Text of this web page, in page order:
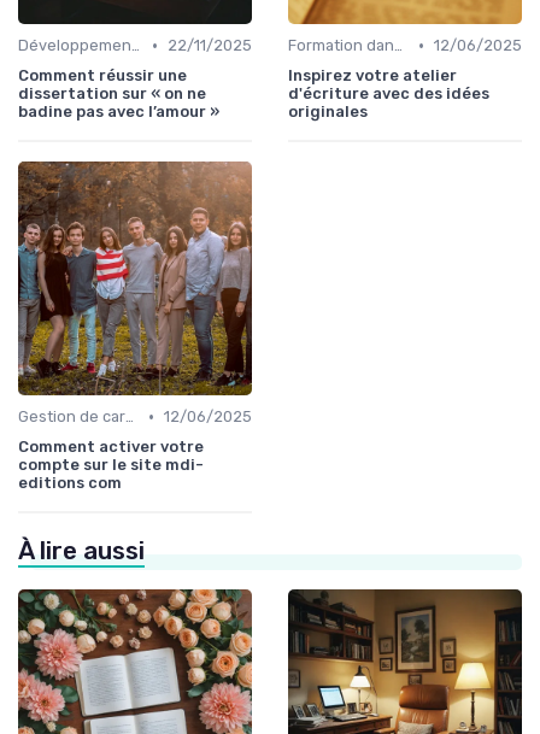
Développement personnel •
22/11/2025
Comment réussir une
dissertation sur « on ne
badine pas avec l’amour »
Formation dans l'édition de livre • 12/06/2025
Inspirez votre atelier
d'écriture avec des idées
originales
Gestion de carrière dans l'édition de livre • 12/06/2025
Comment activer votre
compte sur le site mdi-
editions com
À lire aussi